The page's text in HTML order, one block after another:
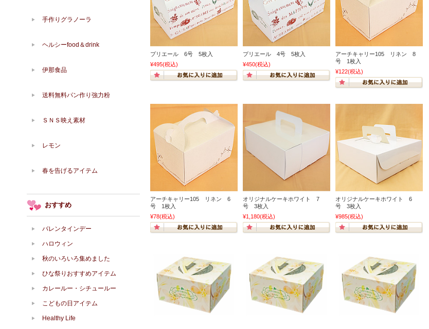
プリエール 6号 5枚入
¥495(税込)
プリエール 4号 5枚入
¥450(税込)
アーチキャリー105 リネン 8
号 1枚入
¥122(税込)
アーチキャリー105 リネン 6
号 1枚入
¥78(税込)
オリジナルケーキホワイト 7
号 3枚入
¥1,180(税込)
オリジナルケーキホワイト 6
号 3枚入
¥985(税込)
手作りグラノーラ
ヘルシーfood＆drink
伊那食品
送料無料パン作り強力粉
ＳＮＳ映え素材
レモン
春を告げるアイテム
おすすめ
バレンタインデー
ハロウィン
秋のいろいろ集めました
ひな祭りおすすめアイテム
カレールー・シチュールー
こどもの日アイテム
Healthy Life